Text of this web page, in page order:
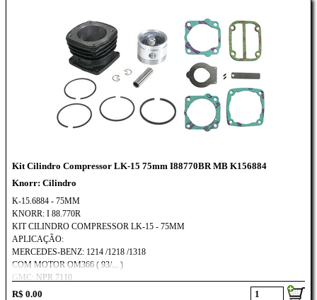
Kit Cilindro Compressor LK-15 75mm I88770BR MB K156884
Knorr: Cilindro
K-15.6884 - 75MM
KNORR: I 88.770R
KIT CILINDRO COMPRESSOR LK-15 - 75MM
APLICAÇÃO:
MERCEDES-BENZ: 1214 /1218 /1318
COM MOTOR OM366 ( 93/... )
GMC: NPR 7110
R$ 0.00